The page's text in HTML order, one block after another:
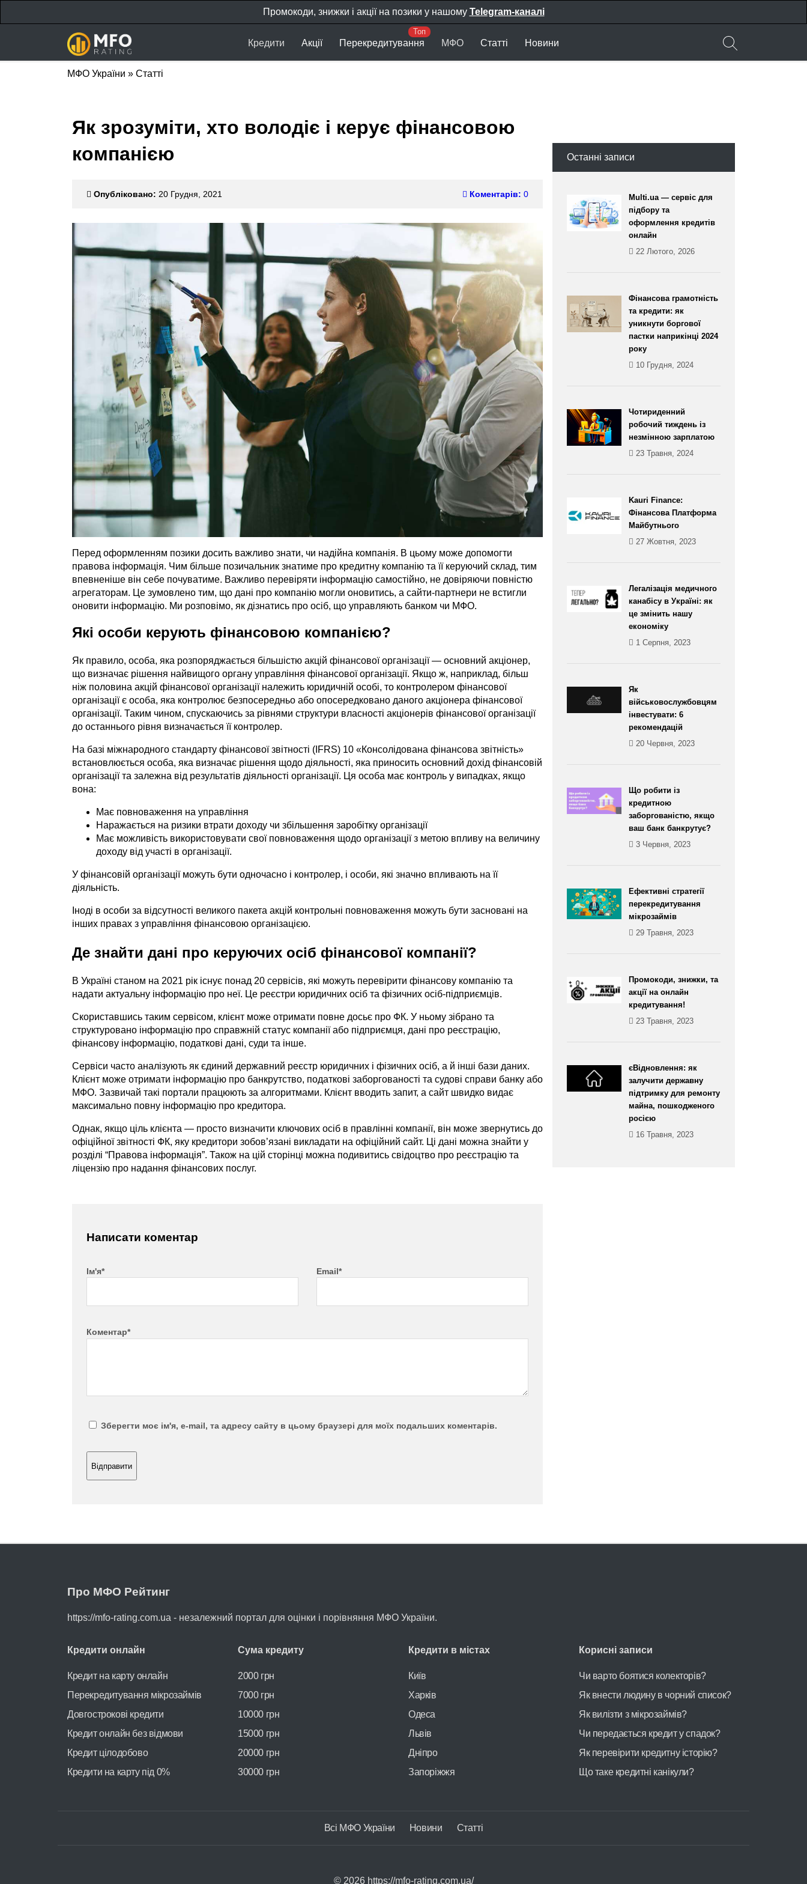
Промокоди, знижки і акції на позики у нашому Telegram-каналі
Кредити Акції Перекредитування МФО Статті Новини
МФО України » Статті
Як зрозуміти, хто володіє і керує фінансовою
компанією
Опубліковано: 20 Грудня, 2021 Коментарів: 0
Перед оформленням позики досить важливо знати, чи надійна компанія. В цьому може допомогти
правова інформація. Чим більше позичальник знатиме про кредитну компанію та її керуючий склад, тим
впевненіше він себе почуватиме. Важливо перевіряти інформацію самостійно, не довіряючи повністю
агрегаторам. Це зумовлено тим, що дані про компанію могли оновитись, а сайти-партнери не встигли
оновити інформацію. Ми розповімо, як дізнатись про осіб, що управляють банком чи МФО.
Які особи керують фінансовою компанією?
Як правило, особа, яка розпоряджається більшістю акцій фінансової організації — основний акціонер,
що визначає рішення найвищого органу управління фінансової організації. Якщо ж, наприклад, більш
ніж половина акцій фінансової організації належить юридичній особі, то контролером фінансової
організації є особа, яка контролює безпосередньо або опосередковано даного акціонера фінансової
організації. Таким чином, спускаючись за рівнями структури власності акціонерів фінансової організації
до останнього рівня визначається її контролер.
На базі міжнародного стандарту фінансової звітності (IFRS) 10 «Консолідована фінансова звітність»
встановлюється особа, яка визначає рішення щодо діяльності, яка приносить основний дохід фінансовій
організації та залежна від результатів діяльності організації. Ця особа має контроль у випадках, якщо
вона:
Має повноваження на управління
Наражається на ризики втрати доходу чи збільшення заробітку організації
Має можливість використовувати свої повноваження щодо організації з метою впливу на величину
доходу від участі в організації.
У фінансовій організації можуть бути одночасно і контролер, і особи, які значно впливають на її
діяльність.
Іноді в особи за відсутності великого пакета акцій контрольні повноваження можуть бути засновані на
інших правах з управління фінансовою організацією.
Де знайти дані про керуючих осіб фінансової компанії?
В Україні станом на 2021 рік існує понад 20 сервісів, які можуть перевірити фінансову компанію та
надати актуальну інформацію про неї. Це реєстри юридичних осіб та фізичних осіб-підприємців.
Скориставшись таким сервісом, клієнт може отримати повне досьє про ФК. У ньому зібрано та
структуровано інформацію про справжній статус компанії або підприємця, дані про реєстрацію,
фінансову інформацію, податкові дані, суди та інше.
Сервіси часто аналізують як єдиний державний реєстр юридичних і фізичних осіб, а й інші бази даних.
Клієнт може отримати інформацію про банкрутство, податкові заборгованості та судові справи банку або
МФО. Зазвичай такі портали працюють за алгоритмами. Клієнт вводить запит, а сайт швидко видає
максимально повну інформацію про кредитора.
Однак, якщо ціль клієнта — просто визначити ключових осіб в правлінні компанії, він може звернутись до
офіційної звітності ФК, яку кредитори зобов’язані викладати на офіційний сайт. Ці дані можна знайти у
розділі “Правова інформація”. Також на цій сторінці можна подивитись свідоцтво про реєстрацію та
ліцензію про надання фінансових послуг.
Написати коментар
Ім'я* Email*
Коментар*
Зберегти моє ім'я, e-mail, та адресу сайту в цьому браузері для моїх подальших коментарів.
Останні записи
Multi.ua — сервіс для
підбору та
оформлення кредитів
онлайн
22 Лютого, 2026
Фінансова грамотність
та кредити: як
уникнути боргової
пастки наприкінці 2024
року
10 Грудня, 2024
Чотириденний
робочий тиждень із
незмінною зарплатою
23 Травня, 2024
Kauri Finance:
Фінансова Платформа
Майбутнього
27 Жовтня, 2023
Легалізація медичного
канабісу в Україні: як
це змінить нашу
економіку
1 Серпня, 2023
Як
військовослужбовцям
інвестувати: 6
рекомендацій
20 Червня, 2023
Що робити із
кредитною
заборгованістю, якщо
ваш банк банкрутує?
3 Червня, 2023
Ефективні стратегії
перекредитування
мікрозаймів
29 Травня, 2023
Промокоди, знижки, та
акції на онлайн
кредитування!
23 Травня, 2023
єВідновлення: як
залучити державну
підтримку для ремонту
майна, пошкодженого
росією
16 Травня, 2023
Про МФО Рейтинг
https://mfo-rating.com.ua - незалежний портал для оцінки і порівняння МФО України.
Кредити онлайн
Кредит на карту онлайн
Перекредитування мікрозаймів
Довгострокові кредити
Кредит онлайн без відмови
Кредит цілодобово
Кредити на карту під 0%
Сума кредиту
2000 грн
7000 грн
10000 грн
15000 грн
20000 грн
30000 грн
Кредити в містах
Київ
Харків
Одеса
Львів
Дніпро
Запоріжжя
Корисні записи
Чи варто боятися колекторів?
Як внести людину в чорний список?
Як вилізти з мікрозаймів?
Чи передається кредит у спадок?
Як перевірити кредитну історію?
Що таке кредитні канікули?
Всі МФО України Новини Статті
© 2026 https://mfo-rating.com.ua/